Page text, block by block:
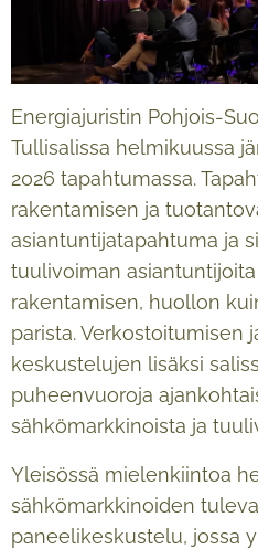
Energiajuristin Pohjois-
Tullisalissa helmikuussa
2026 tapahtumassa.
rakentamisen ja
asiantuntijatapahtuma ja
tuulivoiman
rakentamisen, huollon
parista. Verkostoitumisen
keskustelujen lisäksi
puheenvuoroja
sähkömarkkinoista ja
Yleisössä mielenkiintoa
sähkömarkkinoiden
paneelikeskustelu, jossa